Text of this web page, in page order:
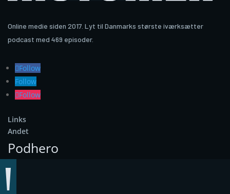
Online medie siden 2017. Lyt til Danmarks største iværksætter
podcast med 469 episoder.
Follow
Follow
Follow
Links
Andet
Podhero